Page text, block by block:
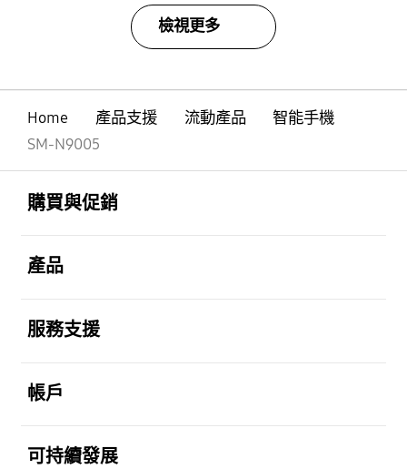
檢視更多
Home 產品支援 流動產品
智能手機
SM-N9005
購買與促銷
產品
服務支援
帳戶
可持續發展